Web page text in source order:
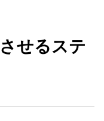
せるステ